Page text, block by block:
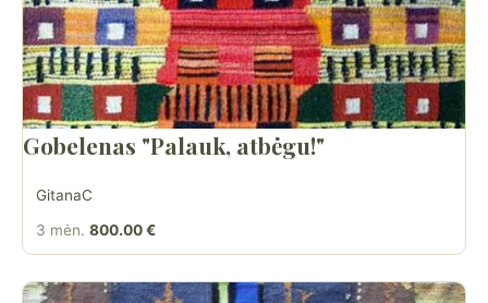
Gobelenas "Palauk, atbėgu!"
GitanaC
3 mėn. 800.00 €